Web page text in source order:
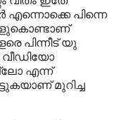
പിന്നെ
പിന്നീട് യു
എന്ന്
മുറിച്ച